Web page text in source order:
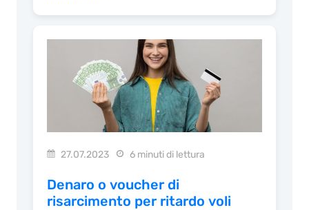
27.07.2023 6 minuti di lettura
Denaro o voucher di
risarcimento per ritardo voli